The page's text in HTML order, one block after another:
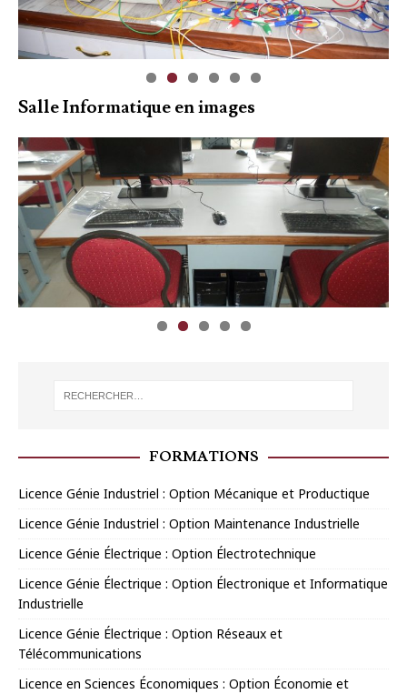
Salle Informatique en images
FORMATIONS
Licence Génie Industriel : Option Mécanique et Productique
Licence Génie Industriel : Option Maintenance Industrielle
Licence Génie Électrique : Option Électrotechnique
Licence Génie Électrique : Option Électronique et Informatique
Industrielle
Licence Génie Électrique : Option Réseaux et
Télécommunications
Licence en Sciences Économiques : Option Économie et